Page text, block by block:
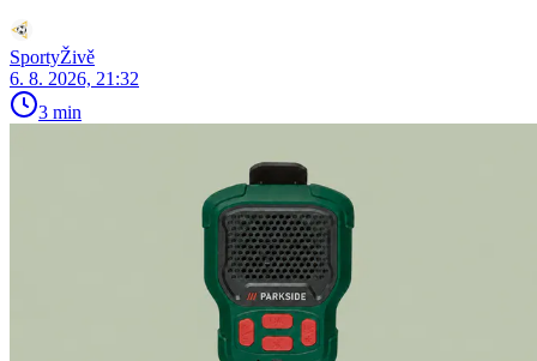
SportyŽivě
6. 8. 2026, 21:32
3 min